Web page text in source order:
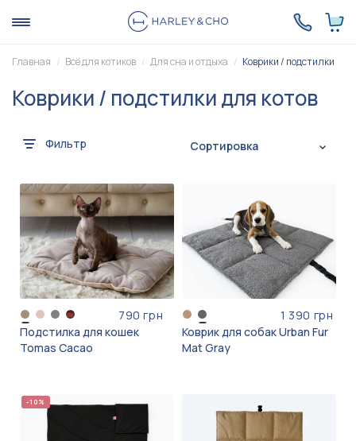
Главная Всё для котиков Для сна и отдыха Коврики / подстилки
Коврики / подстилки для котов
Фильтр Сортировка
790 грн
Подстилка для кошек
Tomas Cacao
1 390 грн
Коврик для собак Urban Fur
Mat Gray
-10%